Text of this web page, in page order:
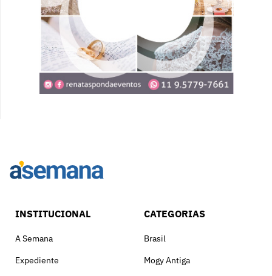
INSTITUCIONAL
A Semana
Expediente
CATEGORIAS
Brasil
Mogy Antiga